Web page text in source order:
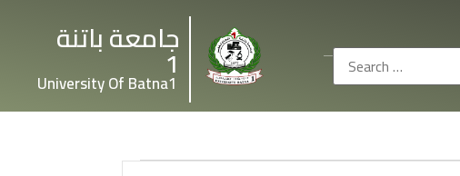
جامعة باتنة
1
University Of Batna1